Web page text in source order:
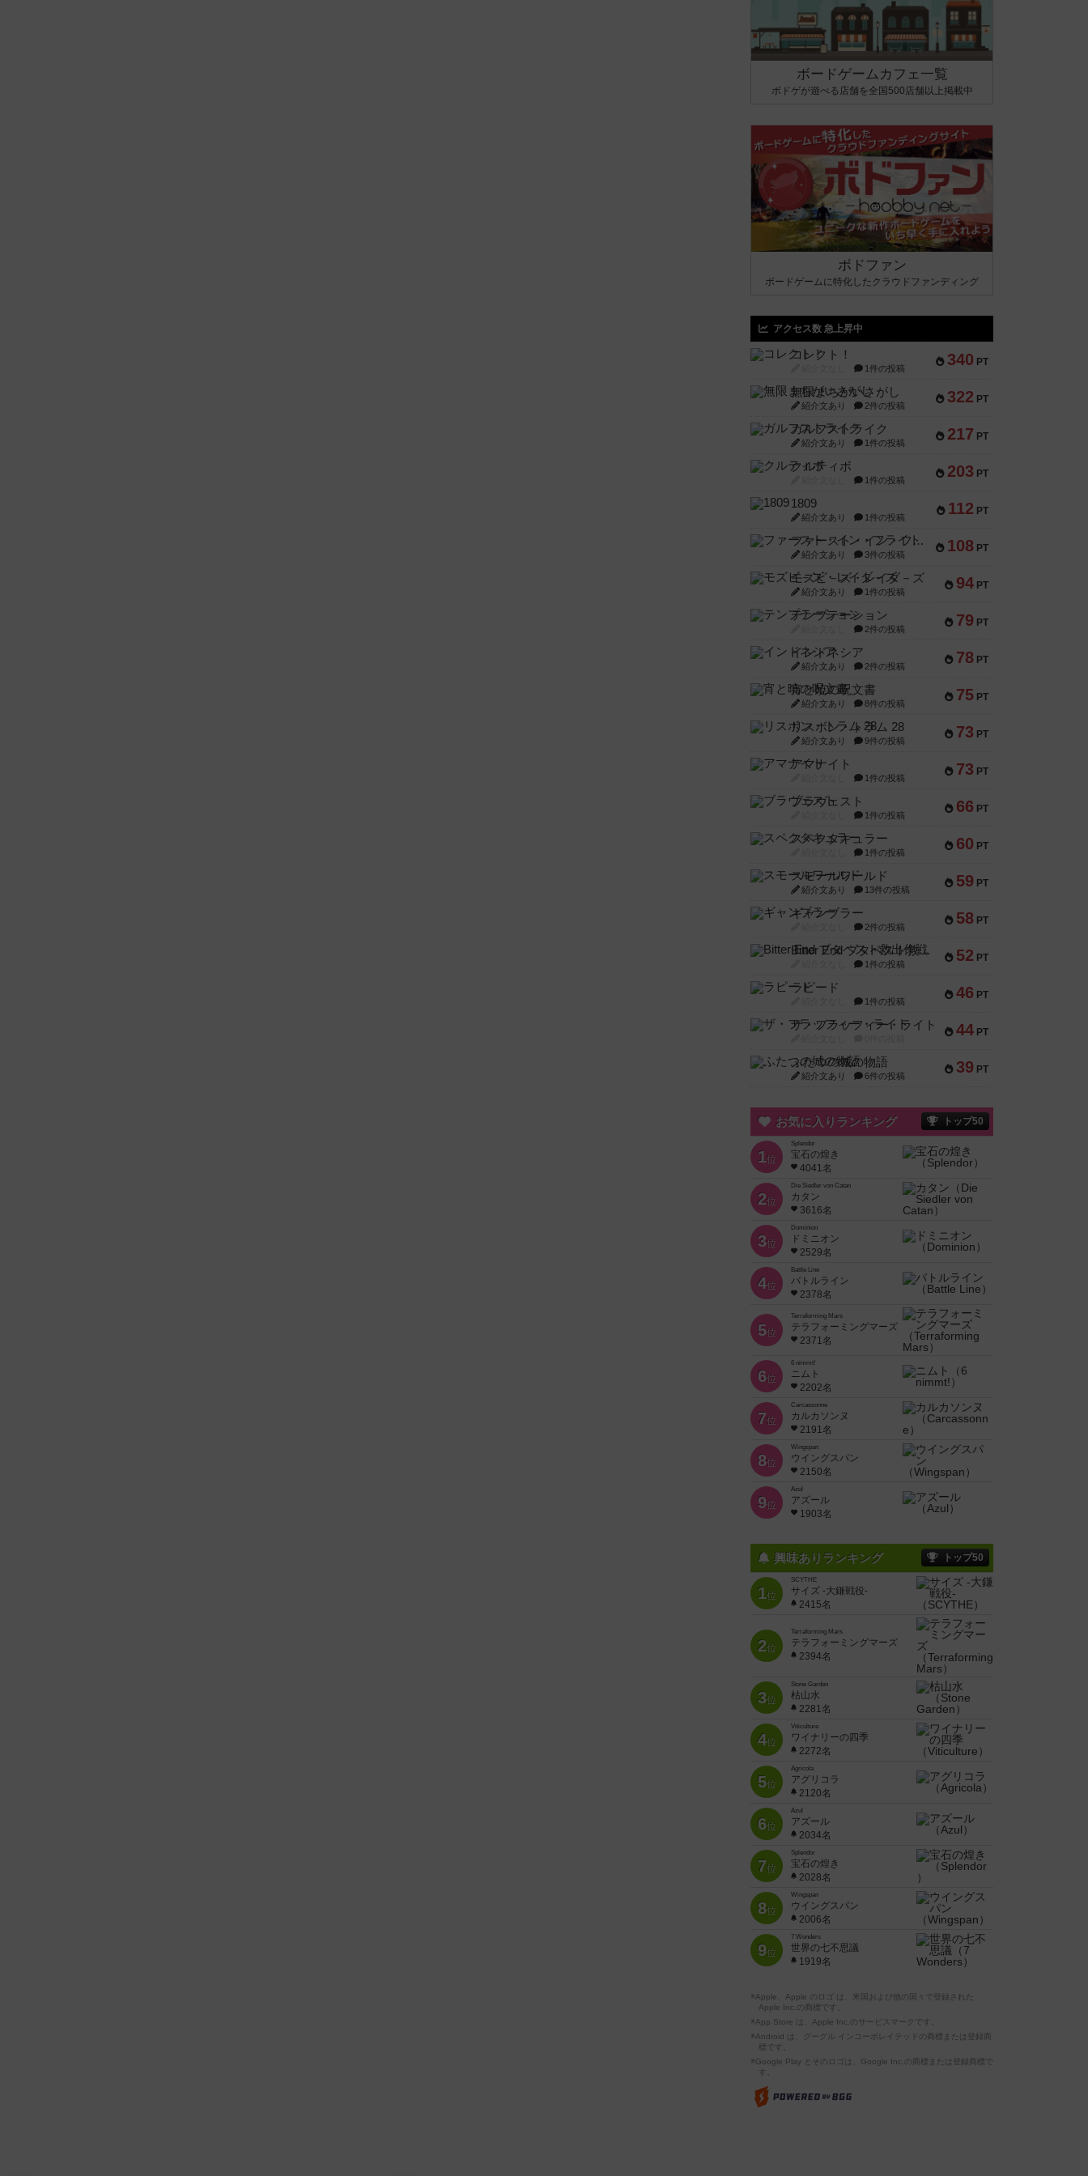
ボードゲームカフェ一覧
ボドゲが遊べる店舗を全国500店舗以上掲載中
ボドファン
ボードゲームに特化したクラウドファンディング
アクセス数 急上昇中
340 PT
コレクト！
1件の投稿
322 PT
無限まちがいさがし
紹介文あり 2件の投稿
217 PT
ガルフストライク
紹介文あり 1件の投稿
203 PT
クルティボ
1件の投稿
112 PT
1809
紹介文あり 1件の投稿
108 PT
ファースト・イン・フライト
紹介文あり 3件の投稿
94 PT
モズビ－ズ・レイダ－ズ
紹介文あり 1件の投稿
79 PT
テンプテーション
2件の投稿
78 PT
インドネシア
紹介文あり 2件の投稿
75 PT
宵と暁の呪文書
紹介文あり 8件の投稿
73 PT
リスボン・トラム 28
紹介文あり 9件の投稿
73 PT
アマナイト
1件の投稿
66 PT
ブラヴェスト
1件の投稿
60 PT
スペクタキュラー
1件の投稿
59 PT
スモールワールド
紹介文あり 13件の投稿
58 PT
ギャンブラー
2件の投稿
52 PT
Bitter End ブタペスト救出作戦
1件の投稿
46 PT
ラピード
1件の投稿
44 PT
ザ・フラッフィー・ライト
39 PT
ふたつの城の物語
紹介文あり 6件の投稿
お気に入りランキング トップ50
1位
Splendor
宝石の煌き
4041名
2位
Die Siedler von Catan
カタン
3616名
3位
Dominion
ドミニオン
2529名
4位
Battle Line
バトルライン
2378名
5位
Terraforming Mars
テラフォーミングマーズ
2371名
6位
6 nimmt!
ニムト
2202名
7位
Carcassonne
カルカソンヌ
2191名
8位
Wingspan
ウイングスパン
2150名
9位
Azul
アズール
1903名
興味ありランキング トップ50
1位
SCYTHE
サイズ -大鎌戦役-
2415名
2位
Terraforming Mars
テラフォーミングマーズ
2394名
3位
Stone Garden
枯山水
2281名
4位
Viticulture
ワイナリーの四季
2272名
5位
Agricola
アグリコラ
2120名
6位
Azul
アズール
2034名
7位
Splendor
宝石の煌き
2028名
8位
Wingspan
ウイングスパン
2006名
9位
7 Wonders
世界の七不思議
1919名
※Apple、Apple のロゴ は、米国および他の国々で登録された
Apple Inc.の商標です。
※App Store は、Apple Inc.のサービスマークです。
※Android は、グーグル インコーポレイテッドの商標または登録商
標です。
※Google Play とそのロゴは、Google Inc.の商標または登録商標で
す。